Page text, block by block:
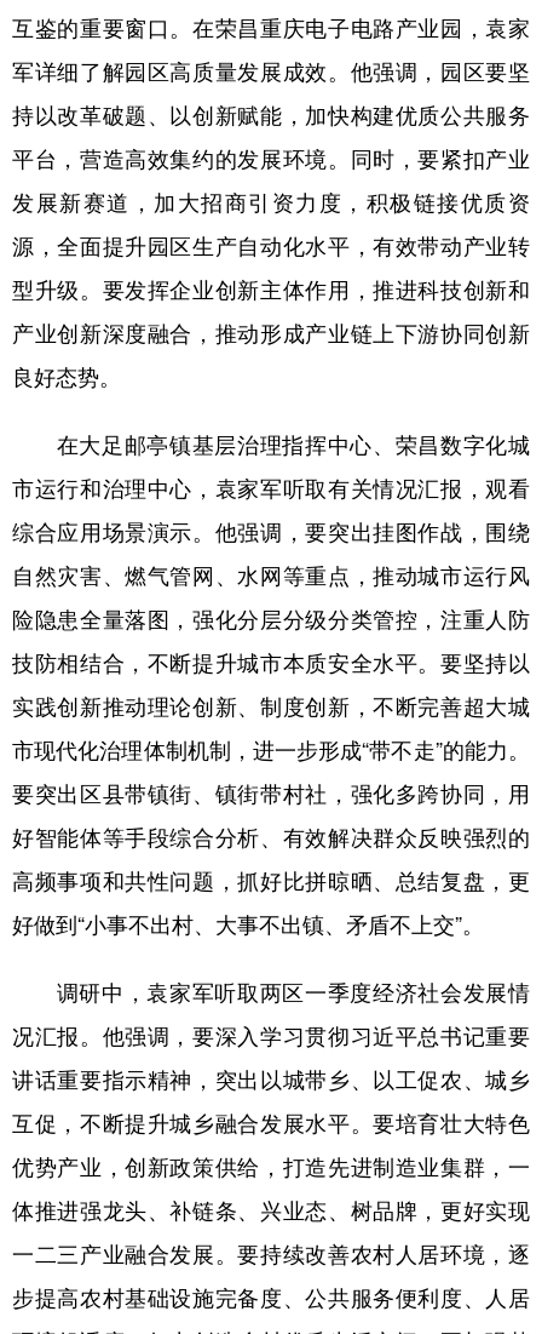
互鉴的重要窗口。在荣昌重庆电子电路产业园，袁家
军详细了解园区高质量发展成效。他强调，园区要坚
持以改革破题、以创新赋能，加快构建优质公共服务
平台，营造高效集约的发展环境。同时，要紧扣产业
发展新赛道，加大招商引资力度，积极链接优质资
源，全面提升园区生产自动化水平，有效带动产业转
型升级。要发挥企业创新主体作用，推进科技创新和
产业创新深度融合，推动形成产业链上下游协同创新
良好态势。
在大足邮亭镇基层治理指挥中心、荣昌数字化城
市运行和治理中心，袁家军听取有关情况汇报，观看
综合应用场景演示。他强调，要突出挂图作战，围绕
自然灾害、燃气管网、水网等重点，推动城市运行风
险隐患全量落图，强化分层分级分类管控，注重人防
技防相结合，不断提升城市本质安全水平。要坚持以
实践创新推动理论创新、制度创新，不断完善超大城
市现代化治理体制机制，进一步形成“带不走”的能力。
要突出区县带镇街、镇街带村社，强化多跨协同，用
好智能体等手段综合分析、有效解决群众反映强烈的
高频事项和共性问题，抓好比拼晾晒、总结复盘，更
好做到“小事不出村、大事不出镇、矛盾不上交”。
调研中，袁家军听取两区一季度经济社会发展情
况汇报。他强调，要深入学习贯彻习近平总书记重要
讲话重要指示精神，突出以城带乡、以工促农、城乡
互促，不断提升城乡融合发展水平。要培育壮大特色
优势产业，创新政策供给，打造先进制造业集群，一
体推进强龙头、补链条、兴业态、树品牌，更好实现
一二三产业融合发展。要持续改善农村人居环境，逐
步提高农村基础设施完备度、公共服务便利度、人居